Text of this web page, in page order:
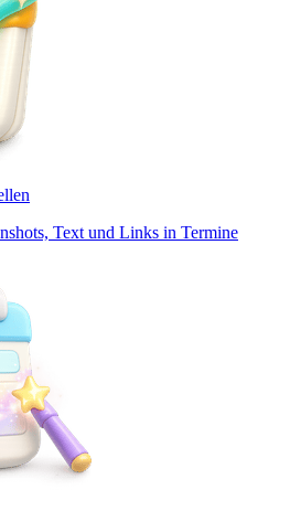
Text und Links in Termine